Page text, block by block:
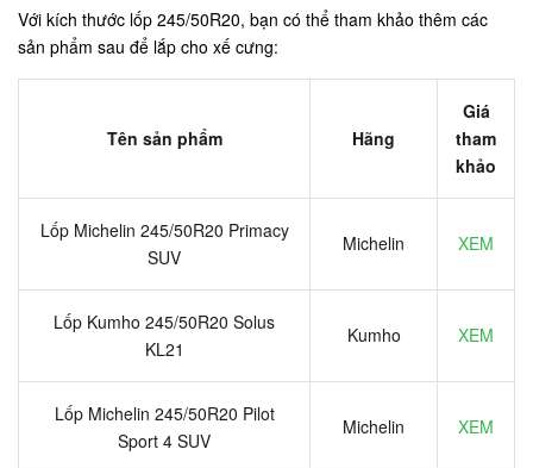
Với kích thước lốp 245/50R20, bạn có thể tham khảo thêm các
sản phẩm sau để lắp cho xế cưng:
Tên sản phẩm Hãng
Giá
tham
khảo
Lốp Michelin 245/50R20 Primacy
SUV
Michelin XEM
Lốp Kumho 245/50R20 Solus
KL21
Kumho XEM
Lốp Michelin 245/50R20 Pilot
Sport 4 SUV
Michelin XEM